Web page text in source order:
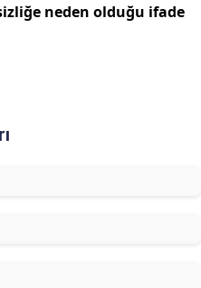
neden olduğu ifade